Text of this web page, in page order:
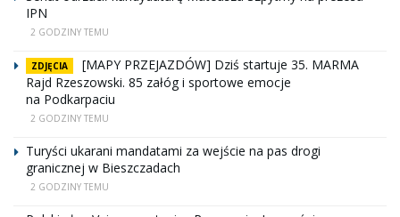
IPN
2 GODZINY TEMU
ZDJĘCIA
[MAPY PRZEJAZDÓW] Dziś startuje 35. MARMA
Rajd Rzeszowski. 85 załóg i sportowe emocje
na Podkarpaciu
2 GODZINY TEMU
Turyści ukarani mandatami za wejście na pas drogi
granicznej w Bieszczadach
2 GODZINY TEMU